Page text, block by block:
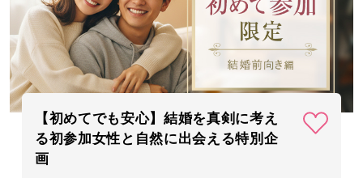
【初めてでも安心】結婚を真剣に考え
る初参加女性と自然に出会える特別企
画